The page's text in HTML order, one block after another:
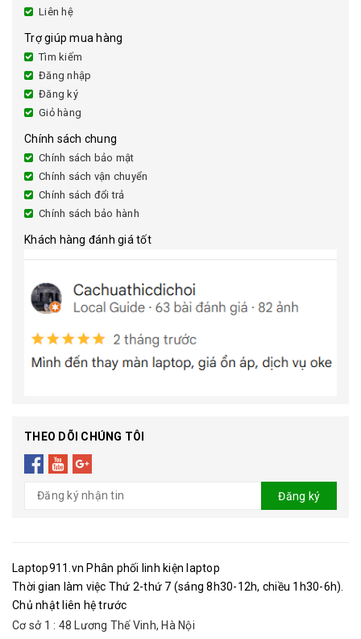
Liên hệ
Trợ giúp mua hàng
Tìm kiếm
Đăng nhập
Đăng ký
Giỏ hàng
Chính sách chung
Chính sách bảo mật
Chính sách vận chuyển
Chính sách đổi trả
Chính sách bảo hành
Khách hàng đánh giá tốt
THEO DÕI CHÚNG TÔI
Đăng ký
Laptop911.vn Phân phối linh kiện laptop
Thời gian làm việc Thứ 2-thứ 7 (sáng 8h30-12h, chiều 1h30-6h).
Chủ nhật liên hệ trước
Cơ sở 1 : 48 Lương Thế Vinh, Hà Nội